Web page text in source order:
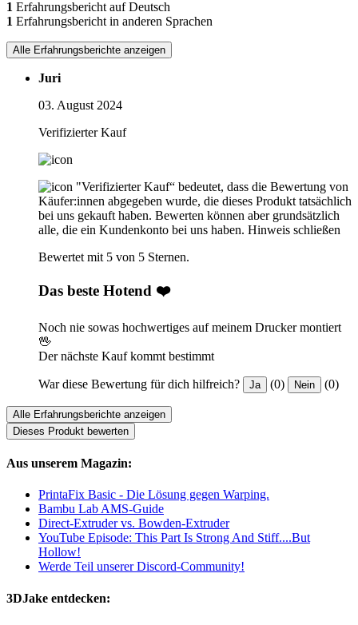
1 Erfahrungsbericht auf Deutsch
1 Erfahrungsbericht in anderen Sprachen
Alle Erfahrungsberichte anzeigen
Juri
03. August 2024
Verifizierter Kauf
"Verifizierter Kauf“ bedeutet, dass die Bewertung von
Käufer:innen abgegeben wurde, die dieses Produkt tatsächlich
bei uns gekauft haben. Bewerten können aber grundsätzlich
alle, die ein Kundenkonto bei uns haben. Hinweis schließen
Bewertet mit 5 von 5 Sternen.
Das beste Hotend ❤️
Noch nie sowas hochwertiges auf meinem Drucker montiert
🖖
Der nächste Kauf kommt bestimmt
War diese Bewertung für dich hilfreich? Ja (0) Nein (0)
Alle Erfahrungsberichte anzeigen
Dieses Produkt bewerten
Aus unserem Magazin:
PrintaFix Basic - Die Lösung gegen Warping.
Bambu Lab AMS-Guide
Direct-Extruder vs. Bowden-Extruder
YouTube Episode: This Part Is Strong And Stiff....But
Hollow!
Werde Teil unserer Discord-Community!
3DJake entdecken: